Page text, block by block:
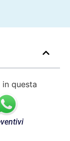
questa